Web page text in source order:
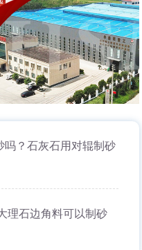
吗？石灰石用对辊制砂
理石边角料可以制砂